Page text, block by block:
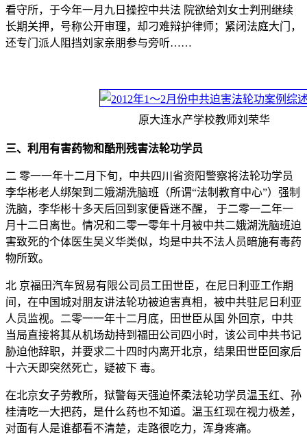
看守所，于今年一月九日操控中共法 院欲给刘女士判刑继续
长期关押，号称公开审理，却刁难辩护律师；紧闭法庭大门，
还专门派人阻挡刘家亲朋参与旁听……
原大连水产学校教师刘荣华
三、利用有害药物和酷刑残害法轮功学员
二 零一一年十二月下旬，中共四川省资阳警察将法轮功学员
李华彬老人绑架到二娥湖洗脑班（所谓“法制教育中心”）强制
洗脑，李华彬十多天后回到家便昏迷不醒， 于二零一二年一
月十二日离世。情况和二零一零年十月被中共二娥湖洗脑班迫
害致死的个体医生吴义华类似，均是中共不法人员暗施有毒药
物所致。
北 京福田汽车贸易有限公司员工田世臣，在尼日利亚工作期
间，在中国城对朋友讲法轮功被迫害真相，被中共驻尼日利亚
人员监视。二零一一年十二月底，田世臣从国 外回京，中共
当局直接将其从机场劫持到福田公司四小时，该公司中共书记
胁迫他辞职，并要求二十四时内离开北京，结果田世臣回家后
十六天即突然死亡，疑被下 毒。
在北京女子劳教所，狱警每天强迫怀柔法轮功学员温玉红、孙
桂清吃一大把药，是什么药也不知道。温玉红现在视力极差，
对面有人是谁都看不清楚，走路很吃力，浑身疼痛。